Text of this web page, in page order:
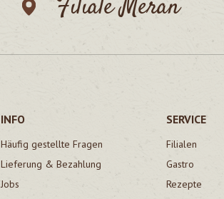
Filiale Meran
INFO
Häufig gestellte Fragen
Lieferung & Bezahlung
Jobs
SERVICE
Filialen
Gastro
Rezepte